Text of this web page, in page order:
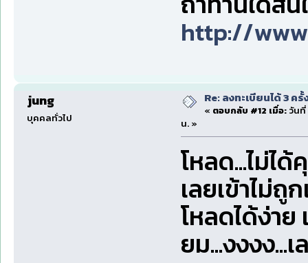
http://
jung
บุคคลทั่วไป
Re: ลงทะเบียนได้ 3 ค
« ตอบกลับ #12 เมื่อ:วันที่
น. »
โหลด...ไม่ไ
เลยเข้าไม่ถู
โหลดได้ง่าย
ยม...งงงง...